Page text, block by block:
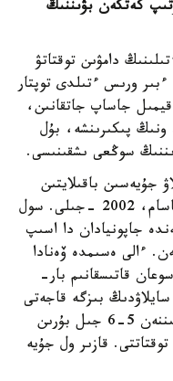
كەتكەن بۋىننىڭ
دامۋىن توقتاتۋ
ءبىر ورىس ءتىلدى توپتار
جاساپ جاتقانىن،
پىكىرىنشە، بۇل
سوڭعى ىشقىنىسى.
جۇيەسىن باقىلايتىن
ءبىر ۇيىمنىڭ باسشىسى بولدىم. ۇمىتپاسام، 2002 -جىلى. سول
جاپونيادان دا اسىپ
ءالى ەسىمدە ۆەنادا
قاتىسقانىم بار-
بىزگە قاجەتى
جوق دەپ دالەل كەلتىرگەن ەدىم. كەيىننەن 5-6 جىل بۇرىن
قازىر ول جۇيە